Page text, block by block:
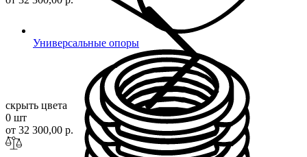
Универсальные опоры
скрыть цвета
0 шт
от 32 300,00 р.